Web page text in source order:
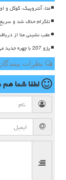
متا، آنتروپیک، گوگل
تلگرام حذف شد و
عقب نشینی متا از
پژو 207 با چهره جدید می آید، عکس
نظرات
لطفا شما هم